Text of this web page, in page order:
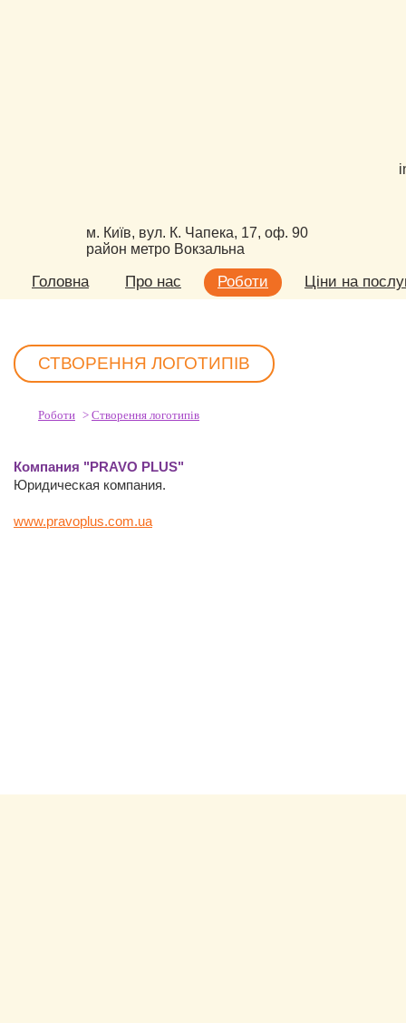
м. Київ, вул. К. Чапека, 17, оф. 90
район метро Вокзальна
Головна Про нас Роботи Ціни на
СТВОРЕННЯ ЛОГОТИПІВ
Роботи > Створення логотипів
Компания "PRAVO PLUS"
Юридическая компания.
www.pravoplus.com.ua